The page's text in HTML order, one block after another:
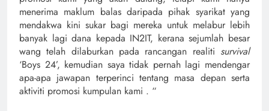
menerima maklum balas daripada pihak syarikat yang
mendakwa kini sukar bagi mereka untuk melabur lebih
banyak lagi dana kepada IN2IT, kerana sejumlah besar
wang telah dilaburkan pada rancangan realiti survival
‘Boys 24’, kemudian saya tidak pernah lagi mendengar
apa-apa jawapan terperinci tentang masa depan serta
aktiviti promosi kumpulan kami . “